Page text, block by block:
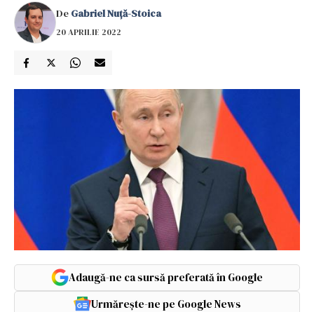
De Gabriel Nuță-Stoica
20 APRILIE 2022
Adaugă-ne ca sursă preferată în Google
Urmărește-ne pe Google News